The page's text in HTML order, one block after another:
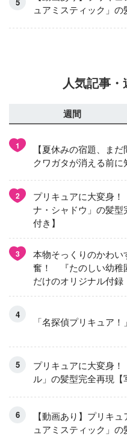
ュアミスティック」の
人気記事
週間
1
【夏休みの宿題、ま
クワガタが消える前
2
プリキュアに大変身
ナ・シャドウ」の髪
付き】
3
本物そっくりのかわ
奮！ 『たのしい幼稚
だけのオリジナル付
くるせんたくき」
「名探偵プリキュア
プリキュアに大変身
ル」の髪型完全再現【
【動画あり】プリキ
ュアミスティック」の